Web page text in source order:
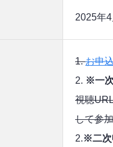
2025年
1.お申
2. ※一
視聴
して参加
2.※二次